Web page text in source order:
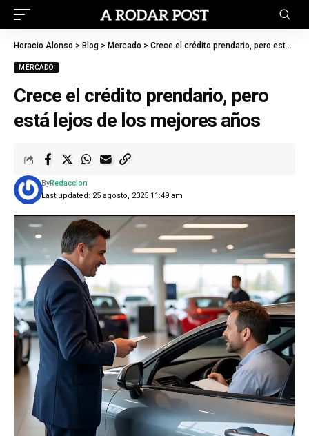
Horacio Alonso > Blog > Mercado > Crece el crédito prendario, pero está lejos de los mejores años
MERCADO
Crece el crédito prendario, pero
está lejos de los mejores años
Last updated: 25 agosto, 2025 11:49 am
ByRedaccion